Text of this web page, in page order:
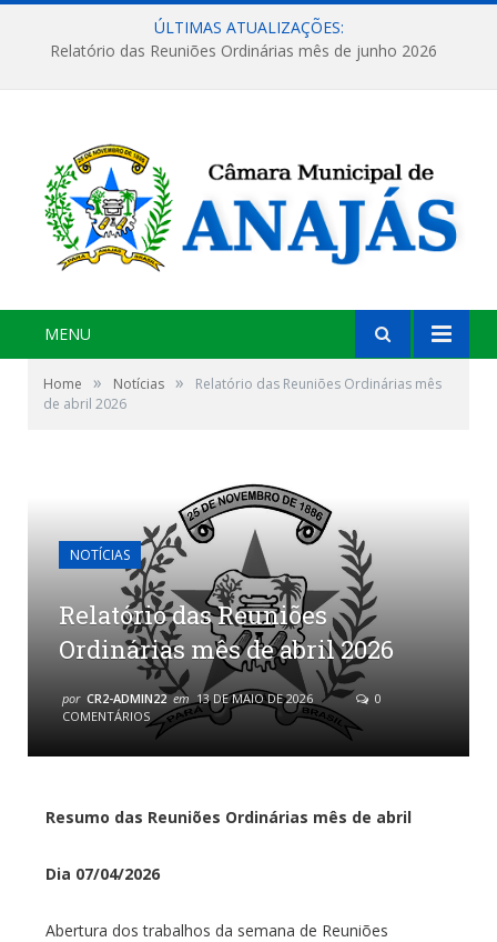
ÚLTIMAS ATUALIZAÇÕES:
Relatório das Reuniões Ordinárias mês de junho 2026
MENU
Home » Notícias »
Relatório das Reuniões Ordinárias mês
de abril 2026
NOTÍCIAS
Relatório das Reuniões
Ordinárias mês de abril 2026
por CR2-ADMIN22 em 13 DE MAIO DE 2026
0
COMENTÁRIOS
Resumo das Reuniões Ordinárias mês de abril
Dia 07/04/2026
Abertura dos trabalhos da semana de Reuniões